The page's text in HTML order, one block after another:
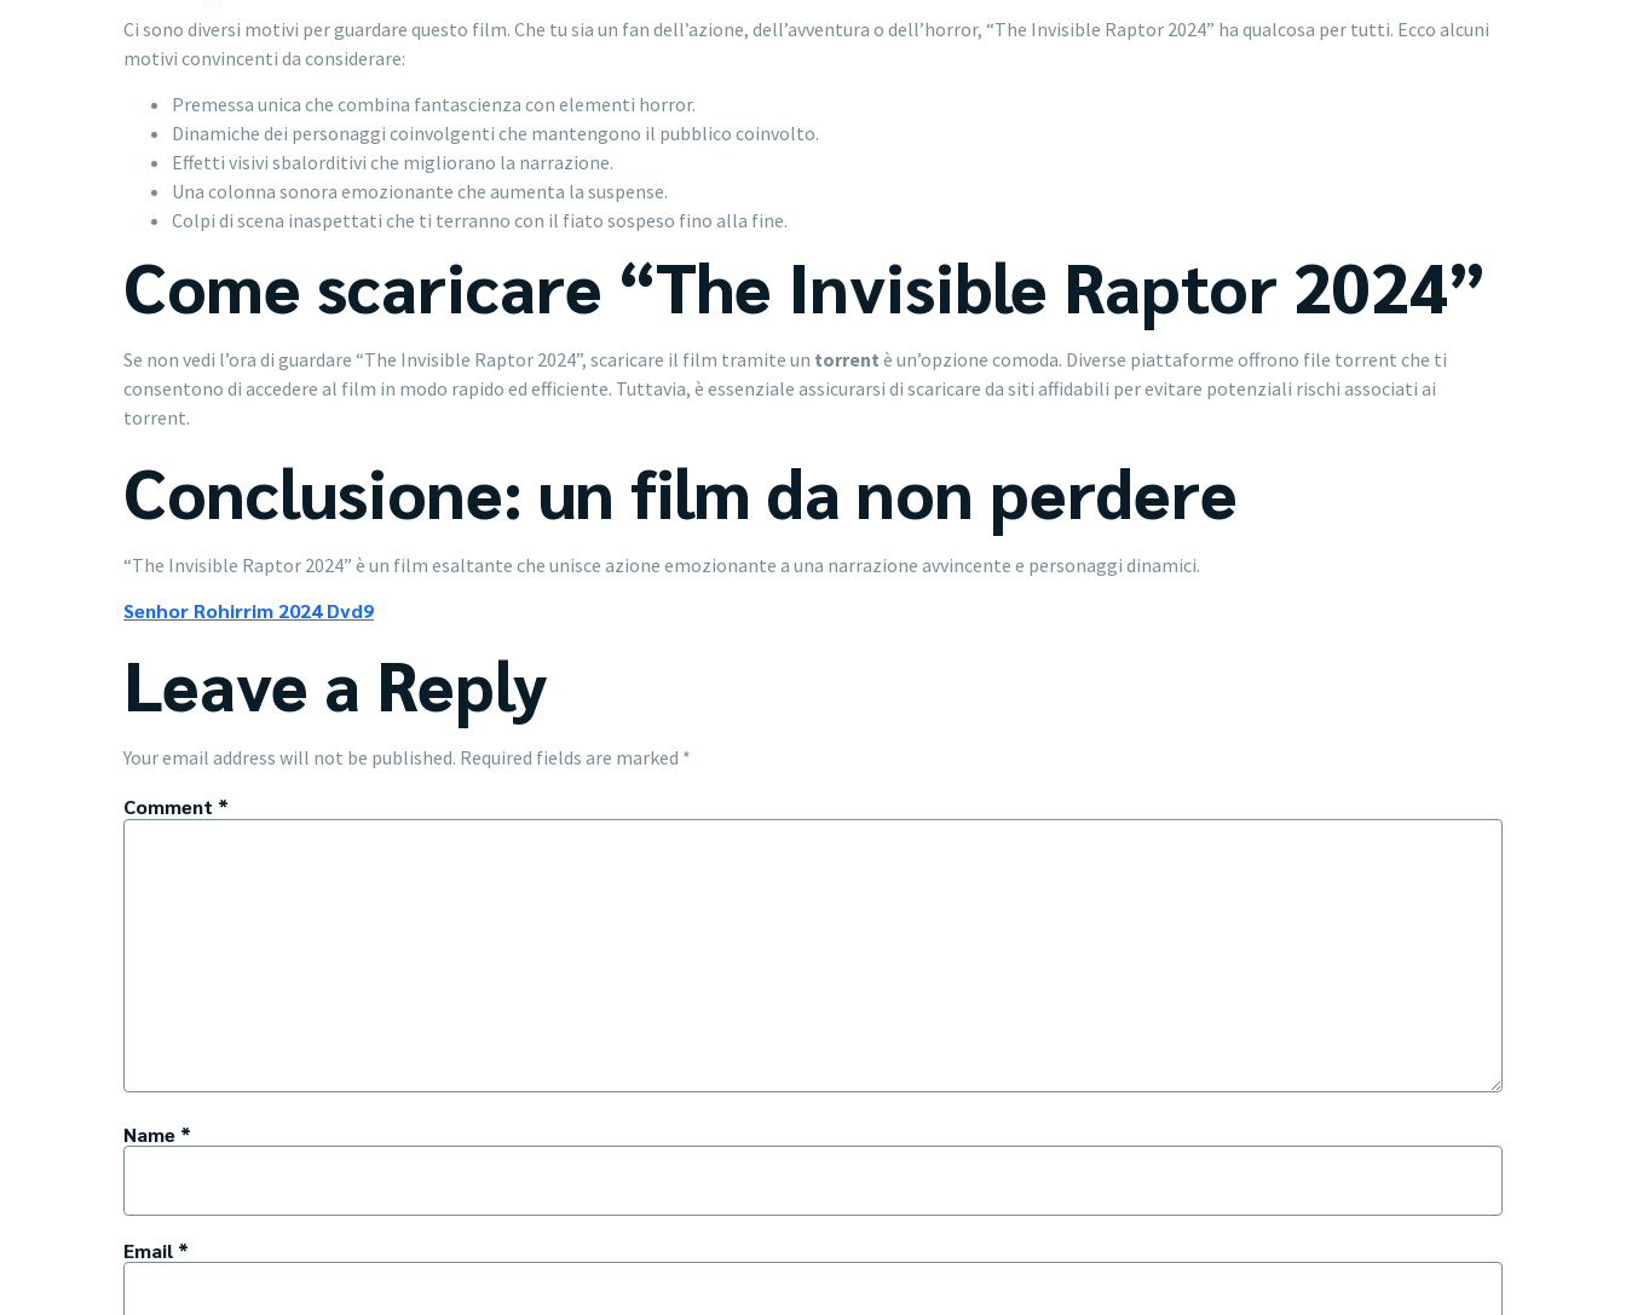
Ci sono diversi motivi per guardare questo film. Che tu sia un fan dell’azione, dell’avventura o dell’horror, “The Invisible Raptor 2024” ha qualcosa per tutti. Ecco alcuni
motivi convincenti da considerare:
Premessa unica che combina fantascienza con elementi horror.
Dinamiche dei personaggi coinvolgenti che mantengono il pubblico coinvolto.
Effetti visivi sbalorditivi che migliorano la narrazione.
Una colonna sonora emozionante che aumenta la suspense.
Colpi di scena inaspettati che ti terranno con il fiato sospeso fino alla fine.
Come scaricare “The Invisible Raptor 2024”
Se non vedi l’ora di guardare “The Invisible Raptor 2024”, scaricare il film tramite un torrent è un’opzione comoda. Diverse piattaforme offrono file torrent che ti
consentono di accedere al film in modo rapido ed efficiente. Tuttavia, è essenziale assicurarsi di scaricare da siti affidabili per evitare potenziali rischi associati ai
torrent.
Conclusione: un film da non perdere
“The Invisible Raptor 2024” è un film esaltante che unisce azione emozionante a una narrazione avvincente e personaggi dinamici.
Senhor Rohirrim 2024 Dvd9
Leave a Reply
Your email address will not be published. Required fields are marked *
Comment *
Name *
Email *